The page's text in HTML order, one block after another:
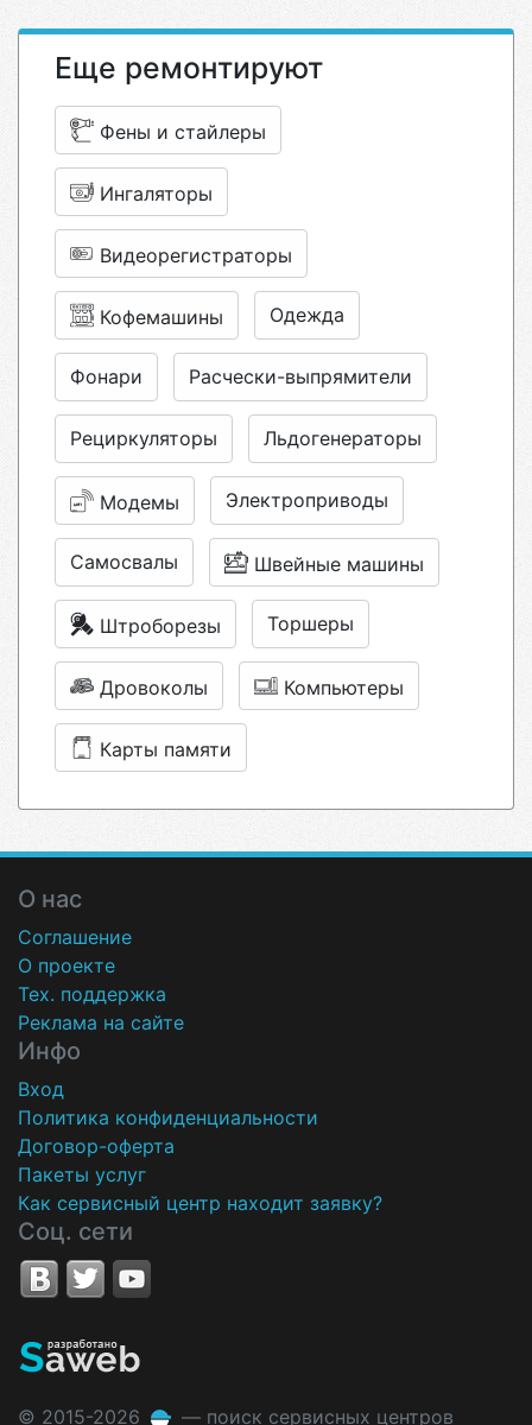
Еще ремонтируют
Фены и стайлеры
Ингаляторы
Видеорегистраторы
Кофемашины Одежда
Фонари Расчески-выпрямители
Рециркуляторы Льдогенераторы
Модемы Электроприводы
Самосвалы Швейные машины
Штроборезы Торшеры
Дровоколы Компьютеры
Карты памяти
О нас
Соглашение
О проекте
Тех. поддержка
Реклама на сайте
Инфо
Вход
Политика конфиденциальности
Договор-оферта
Пакеты услуг
Как сервисный центр находит заявку?
Соц. сети
© 2015-2026 — поиск сервисных центров